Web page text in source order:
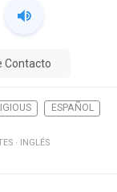
Contacto
ESPAÑOL
· INGLÉS